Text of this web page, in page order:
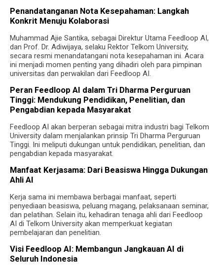
Penandatanganan Nota Kesepahaman: Langkah
Konkrit Menuju Kolaborasi
Muhammad Ajie Santika, sebagai Direktur Utama Feedloop AI,
dan Prof. Dr. Adiwijaya, selaku Rektor Telkom University,
secara resmi menandatangani nota kesepahaman ini. Acara
ini menjadi momen penting yang dihadiri oleh para pimpinan
universitas dan perwakilan dari Feedloop AI.
Peran Feedloop AI dalam Tri Dharma Perguruan
Tinggi: Mendukung Pendidikan, Penelitian, dan
Pengabdian kepada Masyarakat
Feedloop AI akan berperan sebagai mitra industri bagi Telkom
University dalam menjalankan prinsip Tri Dharma Perguruan
Tinggi. Ini meliputi dukungan untuk pendidikan, penelitian, dan
pengabdian kepada masyarakat.
Manfaat Kerjasama: Dari Beasiswa Hingga Dukungan
Ahli AI
Kerja sama ini membawa berbagai manfaat, seperti
penyediaan beasiswa, peluang magang, pelaksanaan seminar,
dan pelatihan. Selain itu, kehadiran tenaga ahli dari Feedloop
AI di Telkom University akan memperkuat kegiatan
pembelajaran dan penelitian.
Visi Feedloop AI: Membangun Jangkauan AI di
Seluruh Indonesia